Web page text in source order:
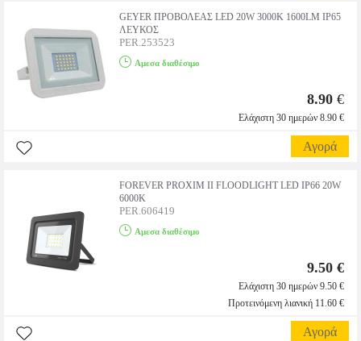
GEYER ΠΡΟΒΟΛΕΑΣ LED 20W 3000K 1600LM IP65
ΛΕΥΚΟΣ
PER.253523
Αμεσα διαθέσιμο
8.90 €
Ελάχιστη 30 ημερών 8.90 €
Αγορά
FOREVER PROXIM II FLOODLIGHT LED IP66 20W
6000K
PER.606419
Αμεσα διαθέσιμο
9.50 €
Ελάχιστη 30 ημερών 9.50 €
Προτεινόμενη λιανική 11.60 €
Αγορά